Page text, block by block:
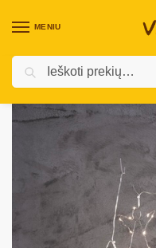
MENIU
Pradžia / Kalėdinės prekės